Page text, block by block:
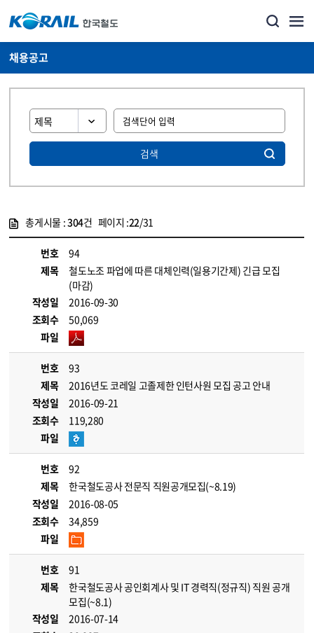
채용공고
검색
총게시물 :304건 페이지 :22/31
번호
94
제목
철도노조 파업에 따른 대체인력(일용기간제) 긴급 모집
(마감)
작성일
2016-09-30
조회수
50,069
파일
번호
93
제목
2016년도 코레일 고졸제한 인턴사원 모집 공고 안내
작성일
2016-09-21
조회수
119,280
파일
번호
92
제목
한국철도공사 전문직 직원공개모집(~8.19)
작성일
2016-08-05
조회수
34,859
파일
번호
91
제목
한국철도공사 공인회계사 및 IT 경력직(정규직) 직원 공개
모집(~8.1)
작성일
2016-07-14